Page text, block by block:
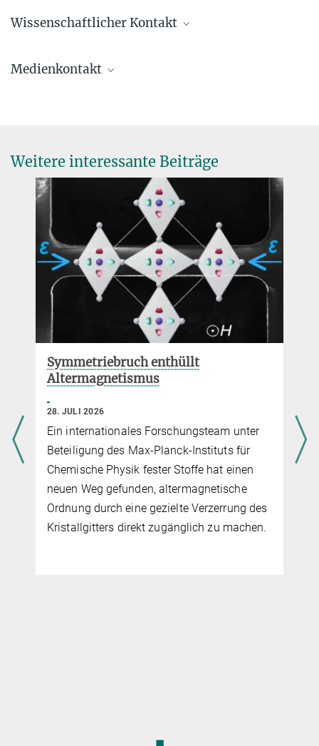
Wissenschaftlicher Kontakt
Direktorin
Medienkontakt
Weitere interessante Beiträge
Symmetriebruch enthüllt
Altermagnetismus
28. JULI 2026
Ein internationales Forschungsteam unter
Beteiligung des Max-Planck-Instituts für
Chemische Physik fester Stoffe hat einen
neuen Weg gefunden, altermagnetische
Ordnung durch eine gezielte Verzerrung des
Kristallgitters direkt zugänglich zu machen.
◼